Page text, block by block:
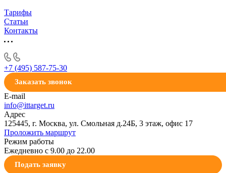
Тарифы
Статьи
Контакты
+7 (495) 587-75-30
Заказать звонок
E-mail
info@ittarget.ru
Адрес
125445, г. Москва, ул. Смольная д.24Б, 3 этаж, офис 17
Проложить маршрут
Режим работы
Ежедневно с 9.00 до 22.00
Подать заявку